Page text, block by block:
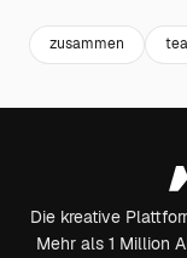
zusammen
Die kreative
Mehr als 1 Million